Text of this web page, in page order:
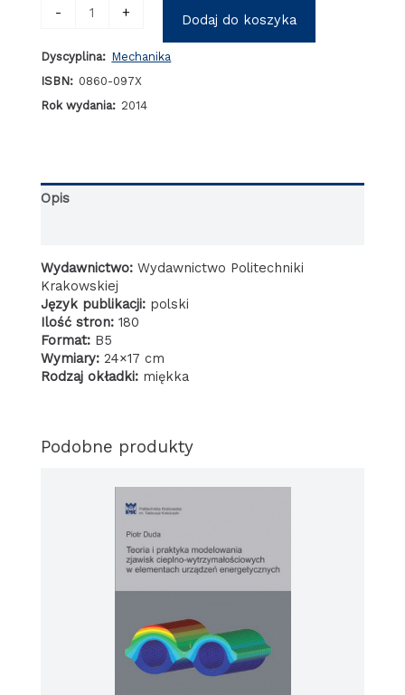
-
Spalanie
homogenicznych
benzynowo-
+ Dodaj do koszyka
Dyscyplina: Mechanika
ISBN: 0860-097X
Rok wydania: 2014
Opis
Wydawnictwo: Wydawnictwo Politechniki
Krakowskiej
Język publikacji: polski
Ilość stron: 180
Format: B5
Wymiary: 24×17 cm
Rodzaj okładki: miękka
Podobne produkty